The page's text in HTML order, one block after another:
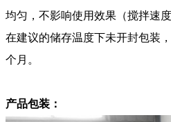
均匀，不影响使用效果（搅拌速度
在建议的储存温度下未开封包装
个月。
产品包装：